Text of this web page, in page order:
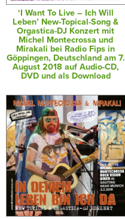
‘I Want To Live – Ich Will
Leben’ New-Topical-Song &
Orgastica-DJ Konzert mit
Michel Montecrossa und
Mirakali bei Radio Fips in
Göppingen, Deutschland am 7.
August 2018 auf Audio-CD,
DVD und als Download